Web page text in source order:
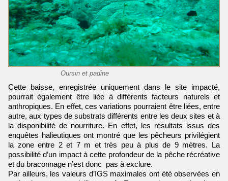
Oursin et padine
Cette baisse, enregistrée uniquement dans le site impacté,
pourrait également être liée à différents facteurs naturels et
anthropiques. En effet, ces variations pourraient être liées, entre
autre, aux types de substrats différents entre les deux sites et à
la disponibilité de nourriture. En effet, les résultats issus des
enquêtes halieutiques ont montré que les pêcheurs privilégient
la zone entre 2 et 7 m et très peu à plus de 9 mètres. La
possibilité d’un impact à cette profondeur de la pêche récréative
et du braconnage n’est donc pas à exclure.
Par ailleurs, les valeurs d’IGS maximales ont été observées en